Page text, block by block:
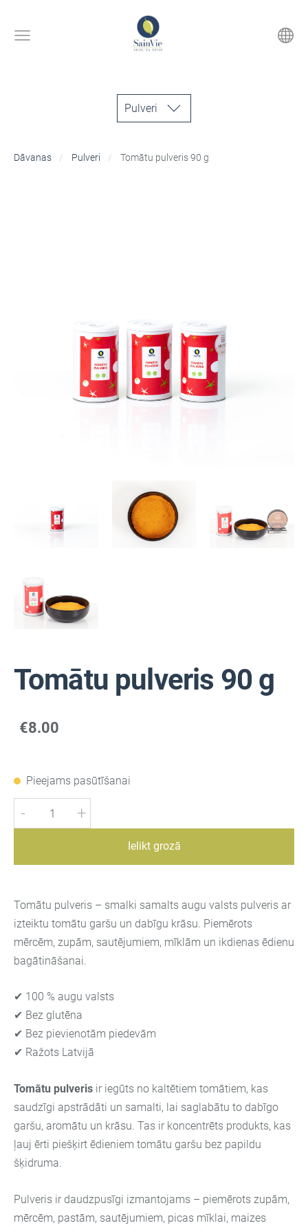
Pulveri
Dāvanas Pulveri Tomātu pulveris 90 g
Tomātu pulveris 90 g
€8.00
Pieejams pasūtīšanai
- +
Ielikt grozā
Tomātu pulveris – smalki samalts augu valsts pulveris ar
izteiktu tomātu garšu un dabīgu krāsu. Piemērots
mērcēm, zupām, sautējumiem, mīklām un ikdienas ēdienu
bagātināšanai.
✔ 100 % augu valsts
✔ Bez glutēna
✔ Bez pievienotām piedevām
✔ Ražots Latvijā
Tomātu pulveris ir iegūts no kaltētiem tomātiem, kas
saudzīgi apstrādāti un samalti, lai saglabātu to dabīgo
garšu, aromātu un krāsu. Tas ir koncentrēts produkts, kas
ļauj ērti piešķirt ēdieniem tomātu garšu bez papildu
šķidruma.
Pulveris ir daudzpusīgi izmantojams – piemērots zupām,
mērcēm, pastām, sautējumiem, picas mīklai, maizes